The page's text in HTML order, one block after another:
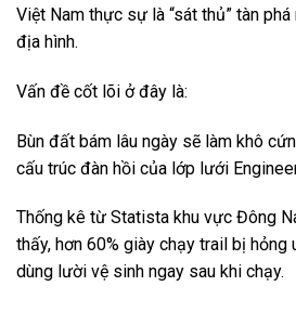
Việt Nam thực sự là “sát thủ” tàn
địa hình.
Vấn đề cốt lõi ở đây là:
Bùn đất bám lâu ngày sẽ làm khô
cấu trúc đàn hồi của lớp lưới
Thống kê từ Statista khu vực Đông
thấy, hơn 60% giày chạy trail bị
dùng lười vệ sinh ngay sau khi chạy.